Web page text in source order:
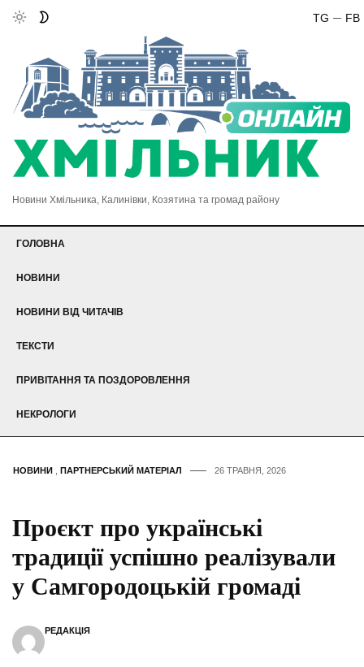
FB
TG
Новини Хмільника, Калинівки, Козятина та громад району
ГОЛОВНА
НОВИНИ
НОВИНИ ВІД ЧИТАЧІВ
ТЕКСТИ
ПРИВІТАННЯ ТА ПОЗДОРОВЛЕННЯ
НЕКРОЛОГИ
НОВИНИ ПАРТНЕРСЬКИЙ МАТЕРІАЛ 26 ТРАВНЯ, 2026
Проєкт про українські
традиції успішно реалізували
у Самгородоцькій громаді
РЕДАКЦІЯ